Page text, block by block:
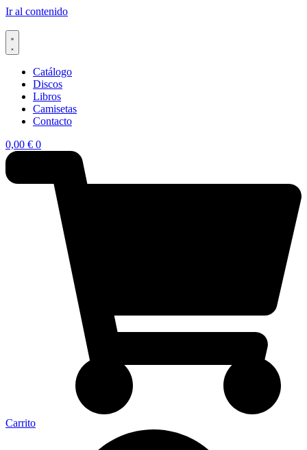
Ir al contenido
Catálogo
Discos
Libros
Camisetas
Contacto
0,00 € 0
Carrito